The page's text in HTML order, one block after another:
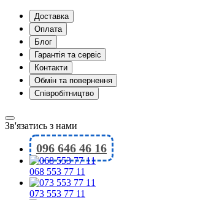
Доставка
Оплата
Блог
Гарантія та сервіс
Контакти
Обмін та повернення
Співробітництво
Зв'язатись з нами
096 646 46 16
068 553 77 11
073 553 77 11